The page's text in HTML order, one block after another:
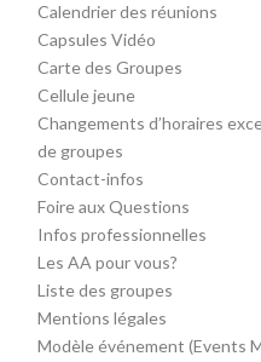
Calendrier des réunions
Capsules Vidéo
Carte des Groupes
Cellule jeune
Changements d’horaires
de groupes
Contact-infos
Foire aux Questions
Infos professionnelles
Les AA pour vous?
Liste des groupes
Mentions légales
Modèle événement (Events